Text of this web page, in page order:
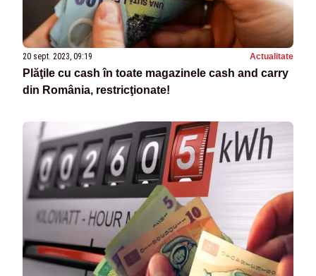
20 sept. 2023, 09:19 Actualitate
Plăţile cu cash în toate magazinele cash and carry
din România, restricţionate!